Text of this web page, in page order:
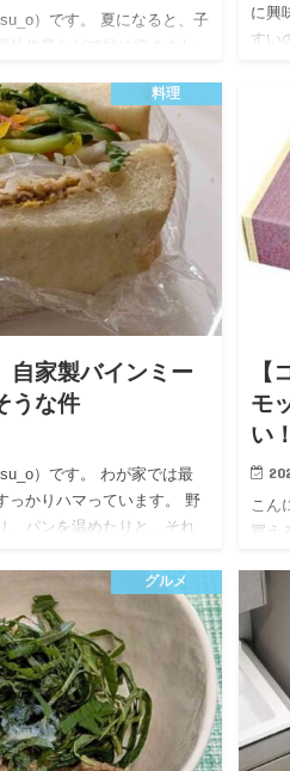
）です。 夏になると、子
入したのが「蚊に効く虫コ
に興
すい
年
料理
自家製バインミー
うな件
）です。 わが家では最
っかりハマっています。 野
、パンを温めたりと、それ
【
モ
い！
こん
買え
葛
る商
グルメ